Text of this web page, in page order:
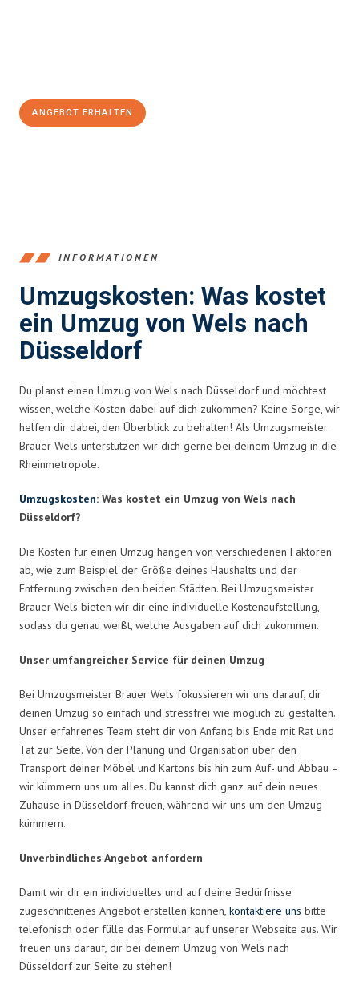
ANGEBOT ERHALTEN
INFORMATIONEN
Umzugskosten: Was kostet
ein Umzug von Wels nach
Düsseldorf
Du planst einen Umzug von Wels nach Düsseldorf und möchtest
wissen, welche Kosten dabei auf dich zukommen? Keine Sorge, wir
helfen dir dabei, den Überblick zu behalten! Als Umzugsmeister
Brauer Wels unterstützen wir dich gerne bei deinem Umzug in die
Rheinmetropole.
Umzugskosten: Was kostet ein Umzug von Wels nach
Düsseldorf?
Die Kosten für einen Umzug hängen von verschiedenen Faktoren
ab, wie zum Beispiel der Größe deines Haushalts und der
Entfernung zwischen den beiden Städten. Bei Umzugsmeister
Brauer Wels bieten wir dir eine individuelle Kostenaufstellung,
sodass du genau weißt, welche Ausgaben auf dich zukommen.
Unser umfangreicher Service für deinen Umzug
Bei Umzugsmeister Brauer Wels fokussieren wir uns darauf, dir
deinen Umzug so einfach und stressfrei wie möglich zu gestalten.
Unser erfahrenes Team steht dir von Anfang bis Ende mit Rat und
Tat zur Seite. Von der Planung und Organisation über den
Transport deiner Möbel und Kartons bis hin zum Auf- und Abbau –
wir kümmern uns um alles. Du kannst dich ganz auf dein neues
Zuhause in Düsseldorf freuen, während wir uns um den Umzug
kümmern.
Unverbindliches Angebot anfordern
Damit wir dir ein individuelles und auf deine Bedürfnisse
zugeschnittenes Angebot erstellen können, kontaktiere uns bitte
telefonisch oder fülle das Formular auf unserer Webseite aus. Wir
freuen uns darauf, dir bei deinem Umzug von Wels nach
Düsseldorf zur Seite zu stehen!